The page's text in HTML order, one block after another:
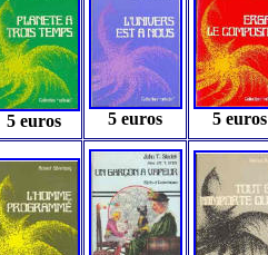
5 euros 5 euros 5 euros